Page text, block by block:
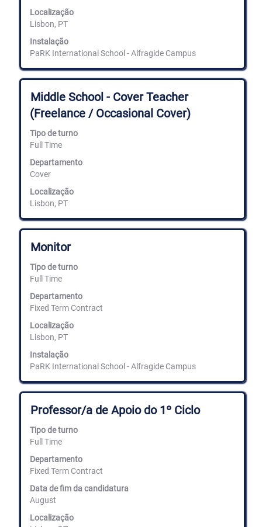
Localização
Lisbon, PT
Instalação
PaRK International School - Alfragide Campus
os
conteúdos
completos
da
informação
de
emprego.
Título
Middle School - Cover Teacher
(Freelance / Occasional Cover)
Tipo de turno
Full Time
Departamento
Cover
Localização
Lisbon, PT
Selecione
com
a
de
espaços
ver
os
conteúdos
completos
da
informação
de
emprego.
Título
Monitor
Tipo de turno
Full Time
Departamento
Fixed Term Contract
Localização
Lisbon, PT
Instalação
PaRK International School - Alfragide Campus
Selecione
com
a
barra
espaços
para
os
conteúdos
completos
da
informação
de
emprego.
Título
Professor/a de Apoio do 1º Ciclo
Tipo de turno
Full Time
Departamento
Fixed Term Contract
Data de fim da candidatura
August
Localização
Selecione
com
a
barra
espaços
para
os
conteúdos
completos
da